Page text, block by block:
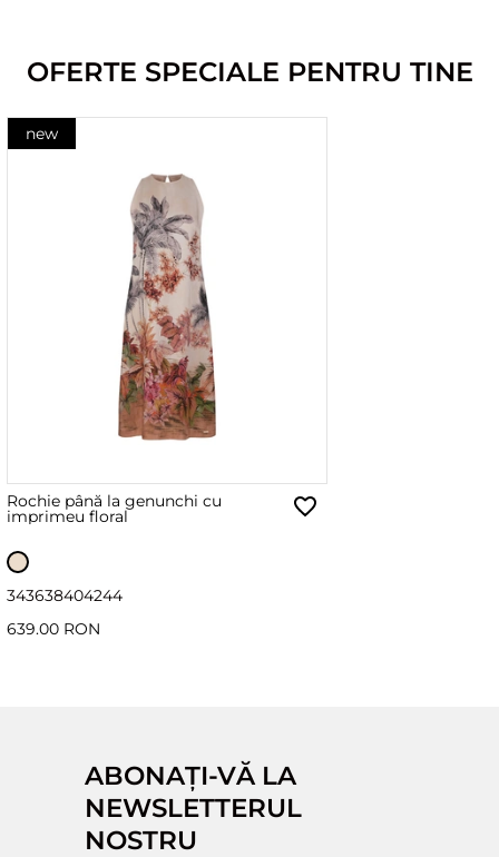
OFERTE SPECIALE PENTRU TINE
new
Rochie până la genunchi cu
imprimeu floral
343638404244
639.00 RON
ABONAȚI-VĂ LA
NEWSLETTERUL
NOSTRU